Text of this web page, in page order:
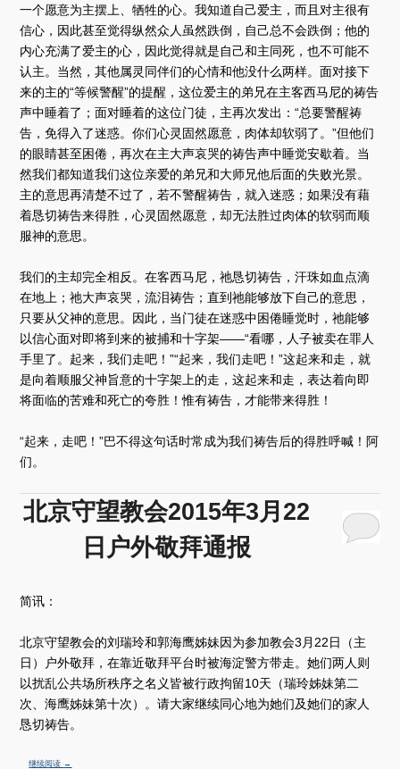
一个愿意为主摆上、牺牲的心。我知道自己爱主，而且对主很有
信心，因此甚至觉得纵然众人虽然跌倒，自己总不会跌倒；他的
内心充满了爱主的心，因此觉得就是自己和主同死，也不可能不
认主。当然，其他属灵同伴们的心情和他没什么两样。面对接下
来的主的“等候警醒”的提醒，这位爱主的弟兄在主客西马尼的祷告
声中睡着了；面对睡着的这位门徒，主再次发出：“总要警醒祷
告，免得入了迷惑。你们心灵固然愿意，肉体却软弱了。”但他们
的眼睛甚至困倦，再次在主大声哀哭的祷告声中睡觉安歇着。当
然我们都知道我们这位亲爱的弟兄和大师兄他后面的失败光景。
主的意思再清楚不过了，若不警醒祷告，就入迷惑；如果没有藉
着恳切祷告来得胜，心灵固然愿意，却无法胜过肉体的软弱而顺
服神的意思。
我们的主却完全相反。在客西马尼，祂恳切祷告，汗珠如血点滴
在地上；祂大声哀哭，流泪祷告；直到祂能够放下自己的意思，
只要从父神的意思。因此，当门徒在迷惑中困倦睡觉时，祂能够
以信心面对即将到来的被捕和十字架——“看哪，人子被卖在罪人
手里了。起来，我们走吧！”“起来，我们走吧！”这起来和走，就
是向着顺服父神旨意的十字架上的走，这起来和走，表达着向即
将面临的苦难和死亡的夸胜！惟有祷告，才能带来得胜！
“起来，走吧！”巴不得这句话时常成为我们祷告后的得胜呼喊！阿
们。
北京守望教会2015年3月22
日户外敬拜通报
简讯：
北京守望教会的刘瑞玲和郭海鹰姊妹因为参加教会3月22日（主
日）户外敬拜，在靠近敬拜平台时被海淀警方带走。她们两人则
以扰乱公共场所秩序之名义皆被行政拘留10天（瑞玲姊妹第二
次、海鹰姊妹第十次）。请大家继续同心地为她们及她们的家人
恳切祷告。
继续阅读 →